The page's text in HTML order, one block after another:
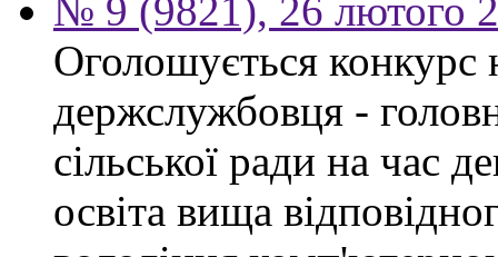
№ 9 (9821), 26 лютого
Оголошується конкурс
держслужбовця -
сільської ради на час
освіта вища